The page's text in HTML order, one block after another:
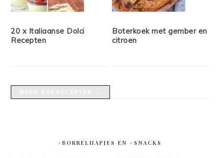
20 x Italiaanse Dolci
Recepten
Boterkoek met gember en
citroen
#BORRELHAPJES EN #SNACKS